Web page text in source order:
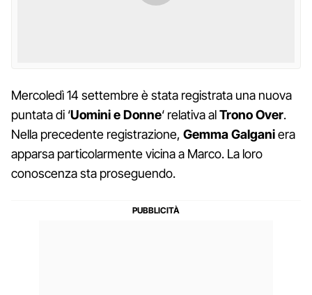
Mercoledì 14 settembre è stata registrata una nuova
puntata di ‘Uomini e Donne‘ relativa alTrono Over.
Nella precedente registrazione, Gemma Galganiera
apparsa particolarmente vicina a Marco. La loro
conoscenza sta proseguendo.